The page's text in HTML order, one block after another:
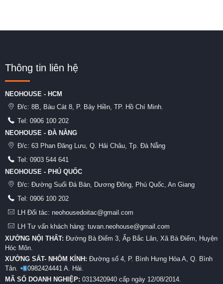
Thông tin liên hệ
NEOHOUSE - HCM
Đ/c: 8B, Bàu Cát 8, P. Bảy Hiền, TP. Hồ Chí Minh.
Tel: 0906 100 202
NEOHOUSE - ĐÀ NẴNG
Đ/c: 63 Phan Đăng Lưu, Q. Hải Châu, Tp. Đà Nẵng
Tel: 0903 544 641
NEOHOUSE - PHÚ QUỐC
Đ/c: Đường Suối Đá Bàn, Dương Đông, Phú Quốc, An Giang
Tel: 0906 100 202
LH Đối tác: neohousedoitac@gmail.com
LH Tư vấn khách hàng: tuvan.neohouse@gmail.com
XƯỞNG NỘI THẤT: Đường Bà Điểm 3, Ấp Bắc Lân, Xã Bà Điểm, Huyện
Hóc Môn.
XƯỞNG SẮT- NHÔM KÍNH: Đường số 4, P. Bình Hưng Hòa A, Q. Bình
Tân.
0982424441 A. Hải.
MÃ SỐ DOANH NGHIỆP: 0313420940 cấp ngày 12/08/2014.